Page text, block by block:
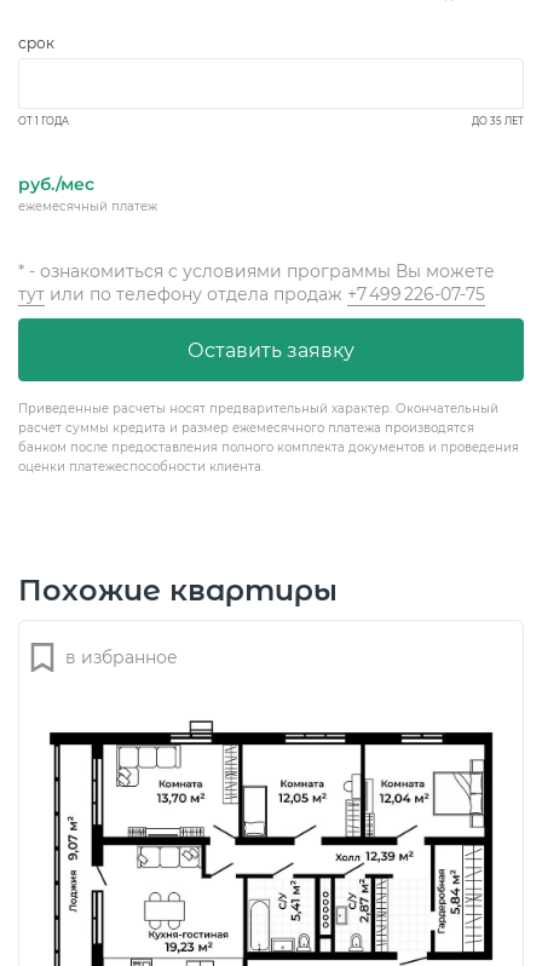
срок
ОТ 1 ГОДА ДО 35 ЛЕТ
руб./мес
ежемесячный платеж
* - ознакомиться с условиями программы Вы можете
тут или по телефону отдела продаж +7 499 226-07-75
Оставить заявку
Приведенные расчеты носят предварительный характер. Окончательный
расчет суммы кредита и размер ежемесячного платежа производятся
банком после предоставления полного комплекта документов и проведения
оценки платежеспособности клиента.
Похожие квартиры
в избранное